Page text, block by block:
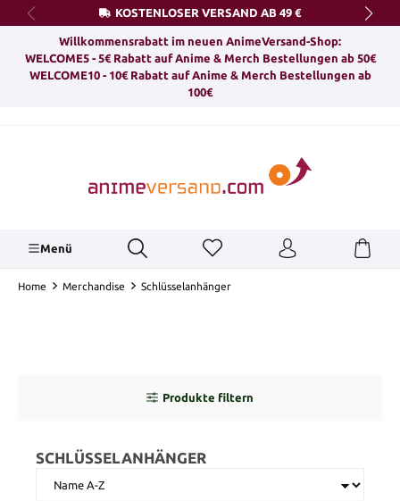
springen KOSTENLOSER VERSAND AB 49 €
Willkommensrabatt im neuen AnimeVersand-Shop:
WELCOME5 - 5€ Rabatt auf Anime & Merch Bestellungen ab 50€
WELCOME10 - 10€ Rabatt auf Anime & Merch Bestellungen ab
100€
Menü
Home Merchandise Schlüsselanhänger
Produkte filtern
SCHLÜSSELANHÄNGER